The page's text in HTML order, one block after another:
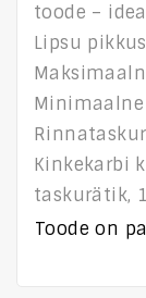
toode –
Lipsu
Kinkekarbi
taskurätik,
Toode on